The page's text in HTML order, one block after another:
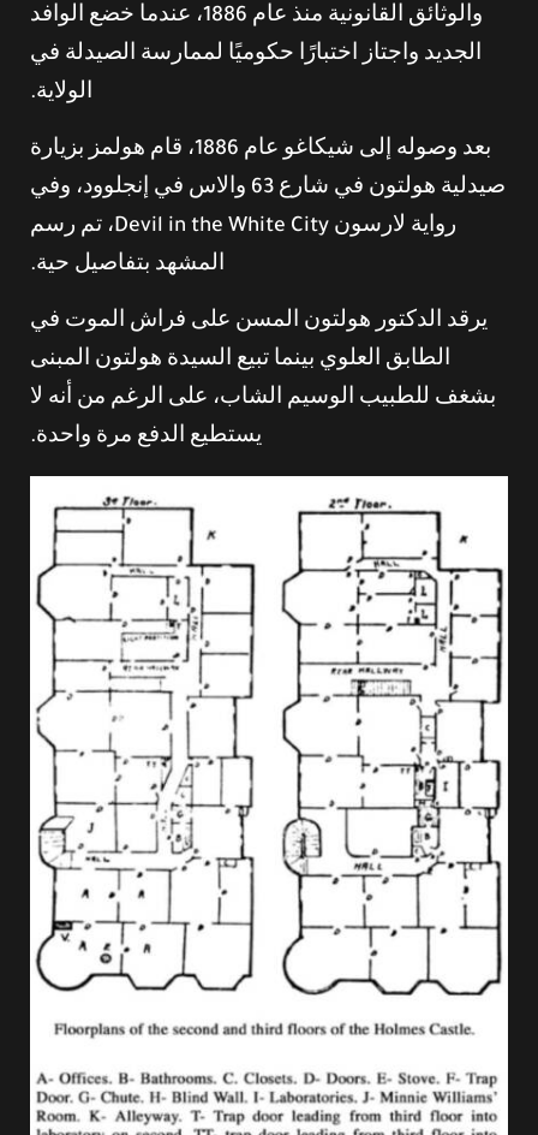
والوثائق القانونية منذ عام 1886، عندما خضع الوافد
الجديد واجتاز اختبارًا حكوميًا لممارسة الصيدلة في
الولاية.
بعد وصوله إلى شيكاغو عام 1886، قام هولمز بزيارة
صيدلية هولتون في شارع 63 والاس في إنجلوود، وفي
رواية لارسون Devil in the White City، تم رسم
المشهد بتفاصيل حية.
يرقد الدكتور هولتون المسن على فراش الموت في
الطابق العلوي بينما تبيع السيدة هولتون المبنى
بشغف للطبيب الوسيم الشاب، على الرغم من أنه لا
يستطيع الدفع مرة واحدة.